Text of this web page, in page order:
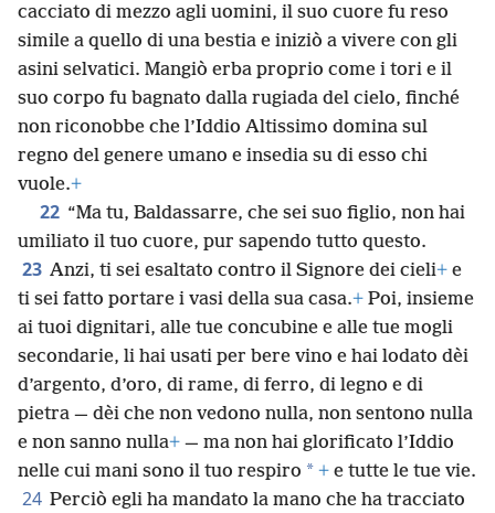
cacciato di mezzo agli uomini, il suo cuore fu reso
simile a quello di una bestia e iniziò a vivere con gli
asini selvatici. Mangiò erba proprio come i tori e il
suo corpo fu bagnato dalla rugiada del cielo, finché
non riconobbe che l’Iddio Altissimo domina sul
regno del genere umano e insedia su di esso chi
vuole.+
22 “Ma tu, Baldassarre, che sei suo figlio, non hai
umiliato il tuo cuore, pur sapendo tutto questo.
23 Anzi, ti sei esaltato contro il Signore dei cieli+ e
ti sei fatto portare i vasi della sua casa.+ Poi, insieme
ai tuoi dignitari, alle tue concubine e alle tue mogli
secondarie, li hai usati per bere vino e hai lodato dèi
d’argento, d’oro, di rame, di ferro, di legno e di
pietra — dèi che non vedono nulla, non sentono nulla
e non sanno nulla+ — ma non hai glorificato l’Iddio
nelle cui mani sono il tuo respiro * + e tutte le tue vie.
24 Perciò egli ha mandato la mano che ha tracciato